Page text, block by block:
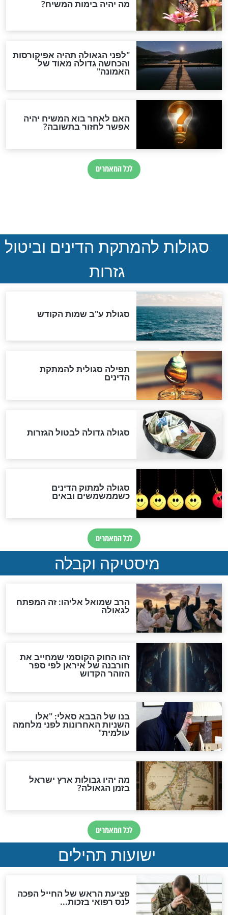
חטוף מבקש על אביו שבשבי: "אני לא רוצה לגדול
חדשות יהדות
ההסכם החשאי של טראמפ
ואיראן: בלי שקיפות ועם הרבה
סימני שאלה
המסמך האבוד שנחשף
במרתפי מוסקבה: כתב היד
הנדיר של הרשב"ם התגלה
"מודה לקב"ה על כל השנים"
לכל המאמרים
אחרית הימים
האם אפשר לחשב את הקץ?
מה יהיה בימות המשיח?
והכחשה גדולה מאוד של
האמונה"
האם לאחר בוא המשיח יהיה
אפשר לחזור בתשובה?
לכל המאמרים